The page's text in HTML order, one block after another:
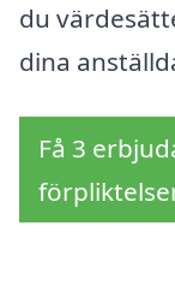
du
dina
Få 3